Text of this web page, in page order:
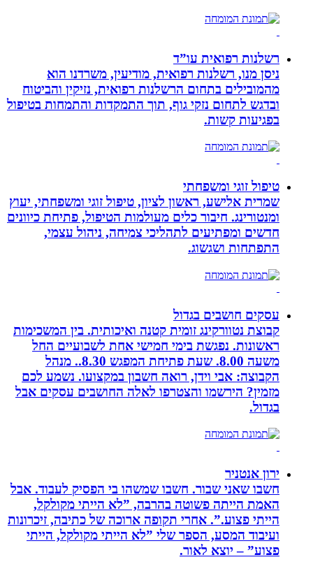
רשלנות רפואית עו”ד
ניסן מנו, רשלנות רפואית, מודיעין, משרדנו הוא
מהמובילים בתחום הרשלנות רפואית, נזיקין והביטוח
ובדגש לתחום נזקי גוף, תוך התמקדות והתמחות בטיפול
בפגיעות קשות.
טיפול זוגי ומשפחתי
שמרית אלישע, ראשון לציון, טיפול זוגי ומשפחתי, יעוץ
ומנטורינג. חיבור כלים מעולמות הטיפול, פתיחת כיוונים
חדשים ומפתיעים לתהליכי צמיחה, ניהול עצמי,
התפתחות ושגשוג.
עסקים חושבים בגדול
קבוצת נטוורקינג זומית קטנה ואיכותית. בין המשכימות
ראשונות. נפגשת בימי חמישי אחת לשבועיים החל
משעה 8.00. שעת פתיחת המפגש 8.30.. מנהל
הקבוצה: אבי וידן, רואה חשבון במקצועו. נשמע לכם
מזמין? הירשמו והצטרפו לאלה החושבים עסקים אבל
בגדול.
ירון אנטניר
חשבו שאני שבור. חשבו שמשהו בי הפסיק לעבוד. אבל
האמת הייתה פשוטה בהרבה, ”לא הייתי מקולקל,
הייתי פצוע.”. אחרי תקופה ארוכה של כתיבה, זיכרונות
ועיבוד המסע, הספר שלי ”לא הייתי מקולקל, הייתי
פצוע” – יוצא לאור.